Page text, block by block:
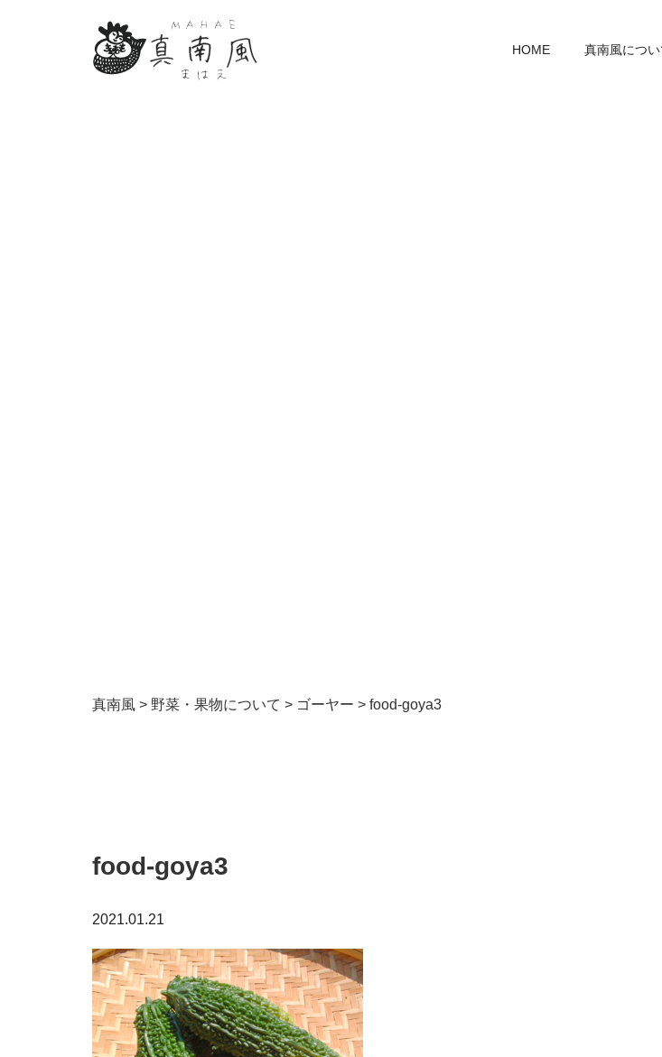
HOME 真南風につい
真南風 > 野菜・果物について > ゴーヤー > food-goya3
food-goya3
2021.01.21